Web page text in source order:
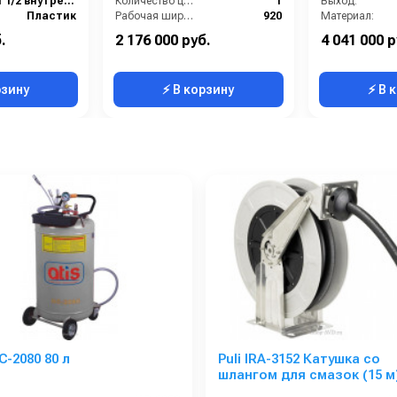
Пластик
Рабочая ширина (мм):
920
Количество боковых подметальных щёток (шт):
2 176 000 руб.
⚡ В корзину
Материал:
Габаритные
4 041 000
⚡ В
2080 80 л
Puli IRA-3152 Катушка со
шлангом для смазок (15